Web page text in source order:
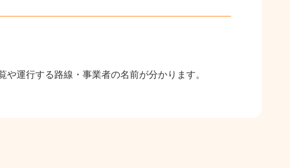
運行する路線・事業者の名前が分かります。